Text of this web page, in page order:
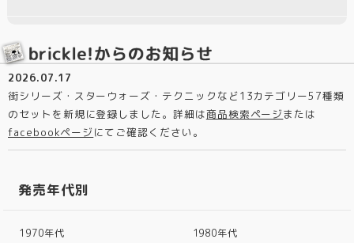
2026.07.17
街シリーズ・スターウォーズ・テクニックなど13カテゴリー57種類
のセットを新規に登録しました。詳細は商品検索ページまたは
facebookページ にてご確認ください。
発売年代別
1970年代 1980年代